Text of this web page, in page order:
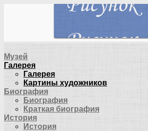
Музей
Галерея
Галерея
Картины художников
Биография
Биография
Краткая биография
История
История